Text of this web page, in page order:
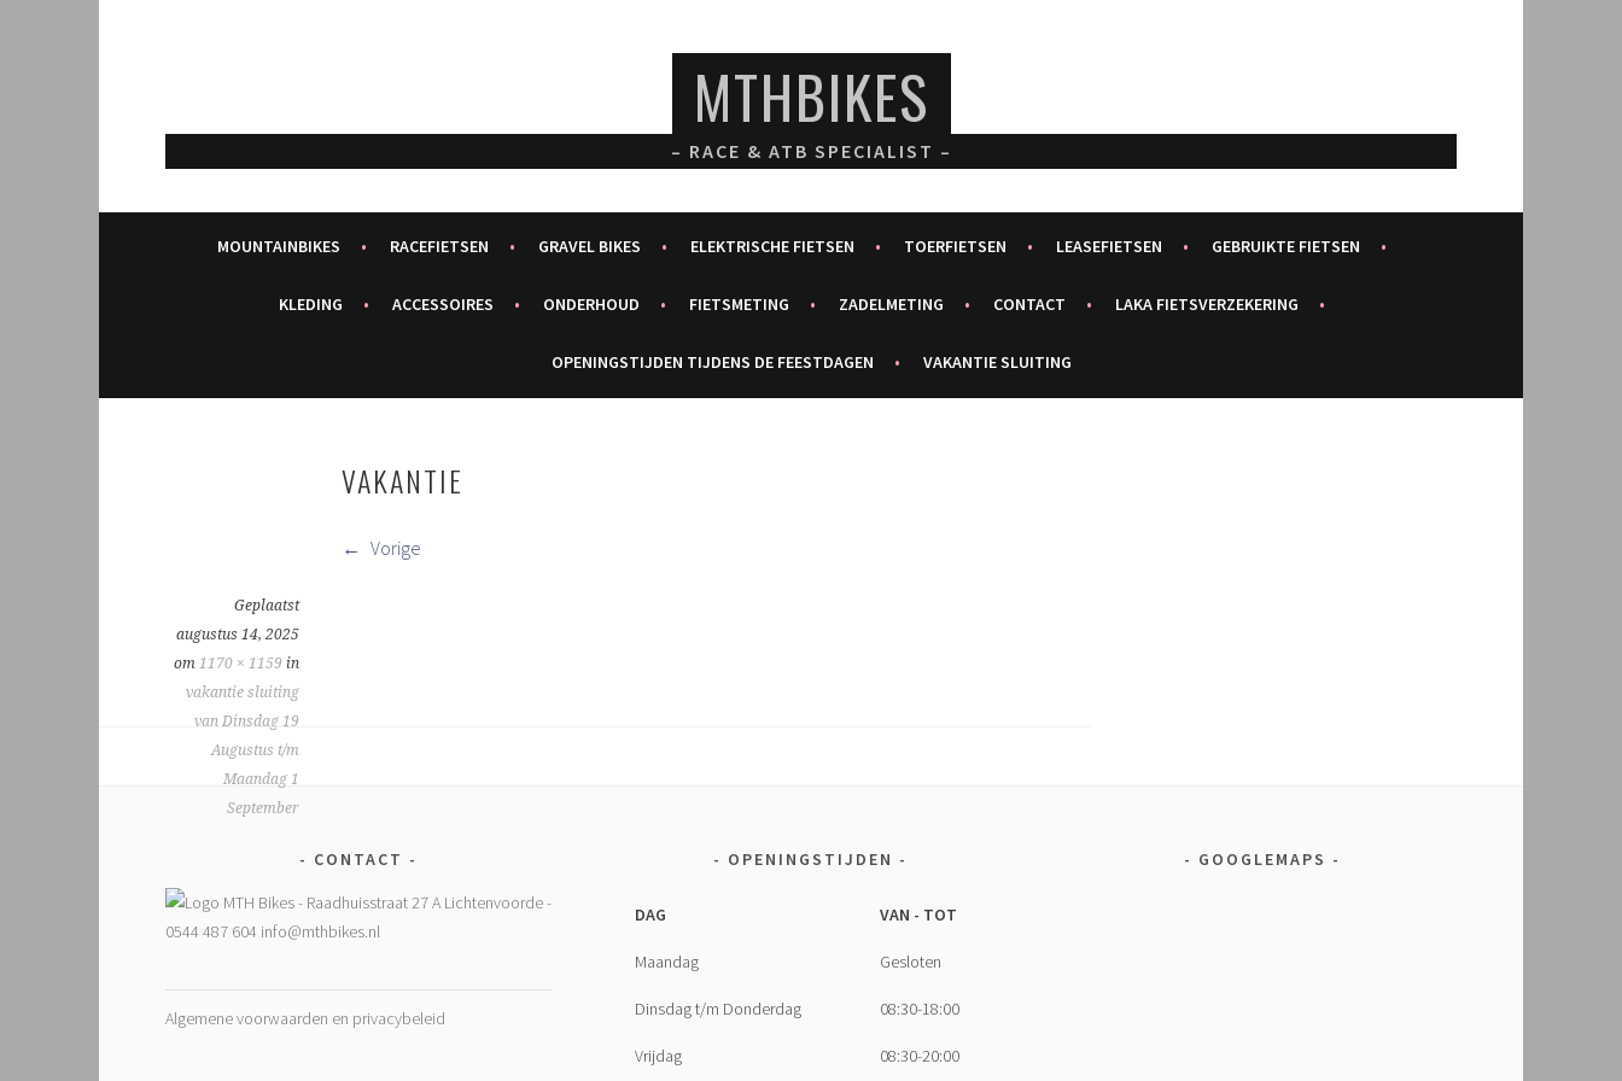
MTHBIKES
– RACE & ATB SPECIALIST –
MOUNTAINBIKES RACEFIETSEN GRAVEL BIKES ELEKTRISCHE FIETSEN TOERFIETSEN LEASEFIETSEN GEBRUIKTE FIETSEN
KLEDING ACCESSOIRES ONDERHOUD FIETSMETING ZADELMETING CONTACT LAKA FIETSVERZEKERING
OPENINGSTIJDEN TIJDENS DE FEESTDAGEN VAKANTIE SLUITING
VAKANTIE
Vorige
Geplaatst
augustus 14, 2025
om 1170 × 1159 in
vakantie sluiting
van Dinsdag 19
Augustus t/m
Maandag 1
September
CONTACT
Algemene voorwaarden en privacybeleid
OPENINGSTIJDEN
DAG VAN - TOT
Maandag Gesloten
Dinsdag t/m Donderdag 08:30-18:00
Vrijdag 08:30-20:00
GOOGLEMAPS